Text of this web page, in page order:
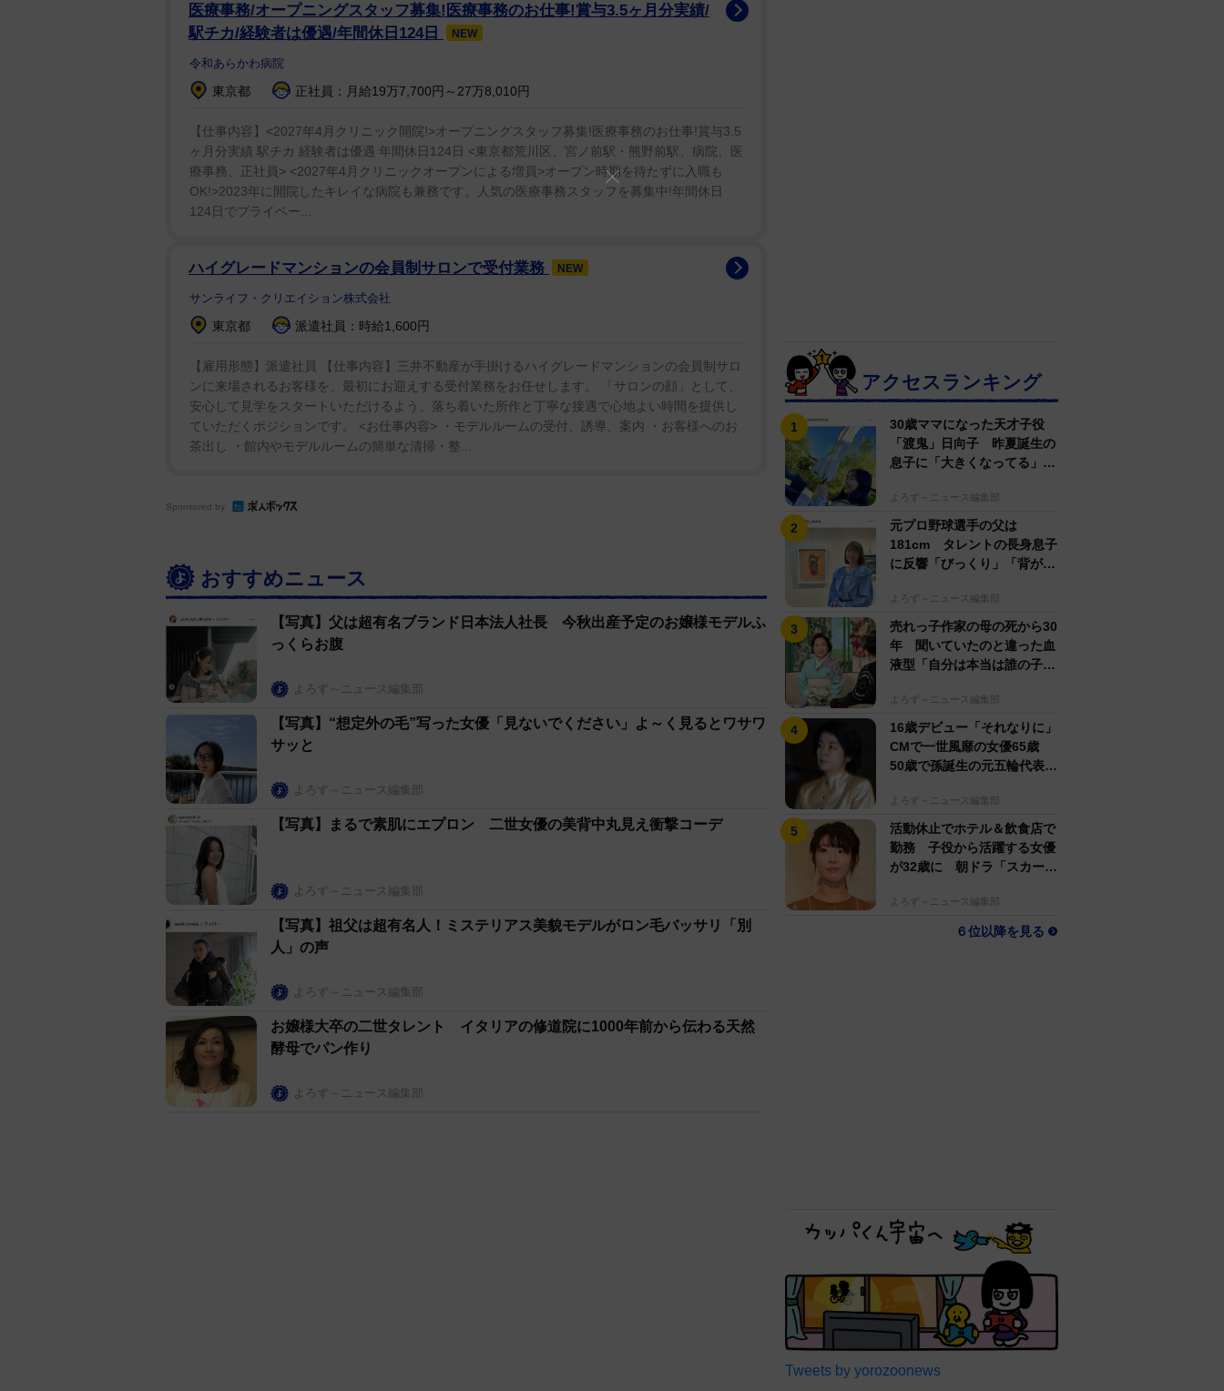
医療事務/オープニングスタッフ募集!医療事務のお仕事!賞与3.5ヶ月分実績/
駅チカ/経験者は優遇/年間休日124日
NEW
令和あらかわ病院
東京都 正社員：月給19万7,700円～27万8,010円
【仕事内容】<2027年4月クリニック開院!>オープニングスタッフ募集!医療事務のお仕事!賞与3.5
ヶ月分実績 駅チカ 経験者は優遇 年間休日124日 <東京都荒川区、宮ノ前駅・熊野前駅、病院、医
療事務、正社員> <2027年4月クリニックオープンによる増員>オープン時期を待たずに入職も
OK!>2023年に開院したキレイな病院も兼務です。人気の医療事務スタッフを募集中!年間休日
124日でプライベー...
ハイグレードマンションの会員制サロンで受付業務 NEW
サンライフ・クリエイション株式会社
東京都 派遣社員：時給1,600円
【雇用形態】派遣社員 【仕事内容】三井不動産が手掛けるハイグレードマンションの会員制サロ
ンに来場されるお客様を、最初にお迎えする受付業務をお任せします。 「サロンの顔」として、
安心して見学をスタートいただけるよう、落ち着いた所作と丁寧な接遇で心地よい時間を提供し
ていただくポジションです。 <お仕事内容> ・モデルルームの受付、誘導、案内 ・お客様へのお
茶出し ・館内やモデルルームの簡単な清掃・整...
Sponsored by
おすすめニュース
【写真】父は超有名ブランド日本法人社長 今秋出産予定のお嬢様モデルふ
っくらお腹
よろず～ニュース編集部
【写真】“想定外の毛”写った女優「見ないでください」よ～く見るとワサワ
サッと
よろず～ニュース編集部
【写真】まるで素肌にエプロン 二世女優の美背中丸見え衝撃コーデ
よろず～ニュース編集部
【写真】祖父は超有名人！ミステリアス美貌モデルがロン毛バッサリ「別
人」の声
よろず～ニュース編集部
お嬢様大卒の二世タレント イタリアの修道院に1000年前から伝わる天然
酵母でパン作り
よろず～ニュース編集部
アクセスランキング
30歳ママになった天才子役
「渡鬼」日向子 昨夏誕生の
息子に「大きくなってる」愛
よろず～ニュース編集部
元プロ野球選手の父は
181cm タレントの長身息子
に反響「びっくり」「背が高
よろず～ニュース編集部
売れっ子作家の母の死から30
年 聞いていたのと違った血
液型「自分は本当は誰の子
よろず～ニュース編集部
16歳デビュー「それなりに」
CMで一世風靡の女優65歳
50歳で孫誕生の元五輪代表と
よろず～ニュース編集部
活動休止でホテル＆飲食店で
勤務 子役から活躍する女優
が32歳に 朝ドラ「スカーレ
よろず～ニュース編集部
６位以降を見る
Tweets by yorozoonews